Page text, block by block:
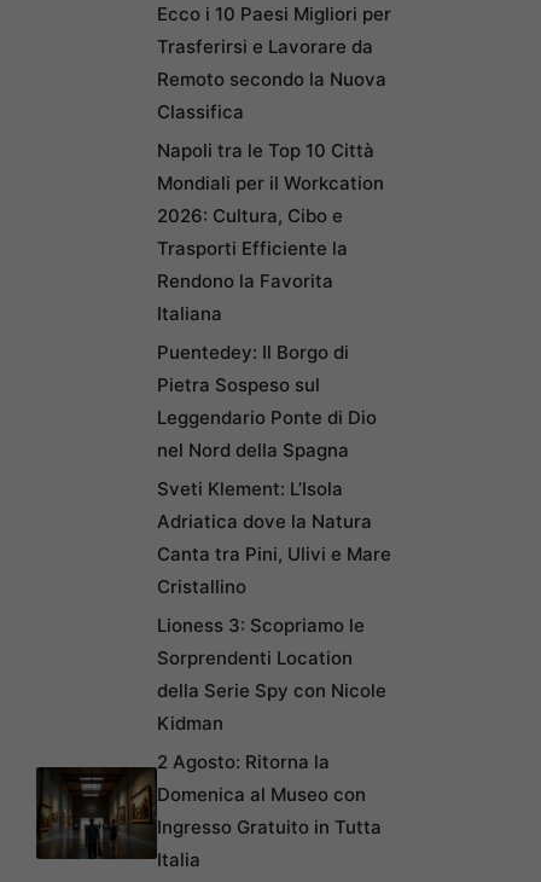
Ecco i 10 Paesi Migliori per
Trasferirsi e Lavorare da
Remoto secondo la Nuova
Classifica
Napoli tra le Top 10 Città
Mondiali per il Workcation
2026: Cultura, Cibo e
Trasporti Efficiente la
Rendono la Favorita
Italiana
Puentedey: Il Borgo di
Pietra Sospeso sul
Leggendario Ponte di Dio
nel Nord della Spagna
Sveti Klement: L’Isola
Adriatica dove la Natura
Canta tra Pini, Ulivi e Mare
Cristallino
Lioness 3: Scopriamo le
Sorprendenti Location
della Serie Spy con Nicole
Kidman
2 Agosto: Ritorna la
Domenica al Museo con
Ingresso Gratuito in Tutta
Italia